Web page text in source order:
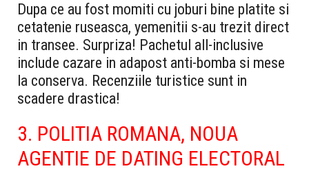
Dupa ce au fost momiti cu joburi bine platite si
cetatenie ruseasca, yemenitii s-au trezit direct
in transee. Surpriza! Pachetul all-inclusive
include cazare in adapost anti-bomba si mese
la conserva. Recenziile turistice sunt in
scadere drastica!
3. POLITIA ROMANA, NOUA
AGENTIE DE DATING ELECTORAL